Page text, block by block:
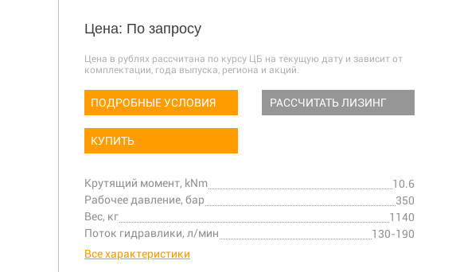
Цена: По запросу
Цена в рублях рассчитана по курсу ЦБ на текущую дату и зависит от
комплектации, года выпуска, региона и акций.
ПОДРОБНЫЕ УСЛОВИЯ РАССЧИТАТЬ ЛИЗИНГ
КУПИТЬ
Крутящий момент, kNm
10.6
Рабочее давление, бар
350
Вес, кг
1140
Поток гидравлики, л/мин
130-190
Все характеристики